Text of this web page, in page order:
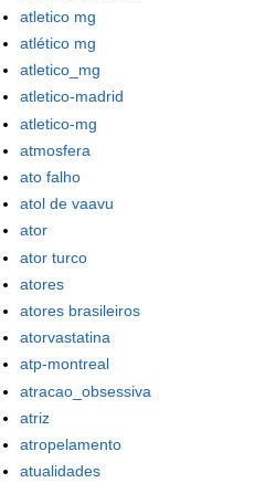
atletico mg
atlético mg
atletico_mg
atletico-madrid
atletico-mg
atmosfera
ato falho
atol de vaavu
ator
ator turco
atores
atores brasileiros
atorvastatina
atp-montreal
atracao_obsessiva
atriz
atropelamento
atualidades